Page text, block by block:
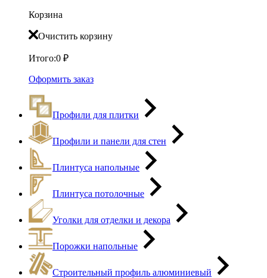
Корзина
Очистить корзину
Итого:0 ₽
Оформить заказ
Профили для плитки
Профили и панели для стен
Плинтуса напольные
Плинтуса потолочные
Уголки для отделки и декора
Порожки напольные
Строительный профиль алюминиевый